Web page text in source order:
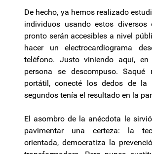
De hecho, ya hemos realizado
individuos usando estos diversos
pronto serán accesibles a nivel
hacer un electrocardiograma
teléfono. Justo viniendo aquí,
persona se descompuso. Saqué
portátil, conecté los dedos de la
segundos tenía el resultado en la
El asombro de la anécdota le
pavimentar una certeza: la
orientada, democratiza la